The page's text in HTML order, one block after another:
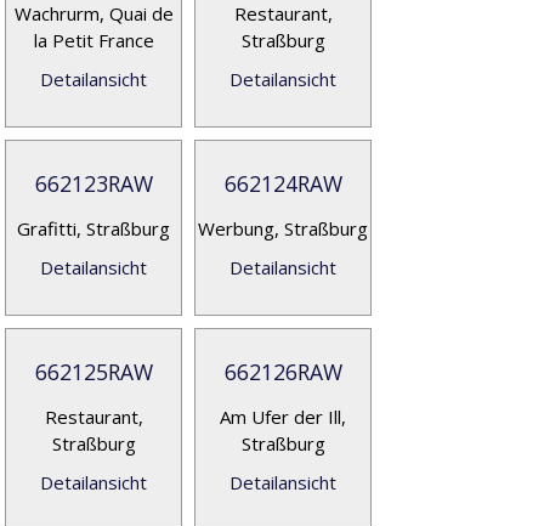
Wachrurm, Quai de
la Petit France
Detailansicht
Restaurant,
Straßburg
Detailansicht
662123RAW
Grafitti, Straßburg
Detailansicht
662124RAW
Werbung, Straßburg
Detailansicht
662125RAW
Restaurant,
Straßburg
Detailansicht
662126RAW
Am Ufer der Ill,
Straßburg
Detailansicht